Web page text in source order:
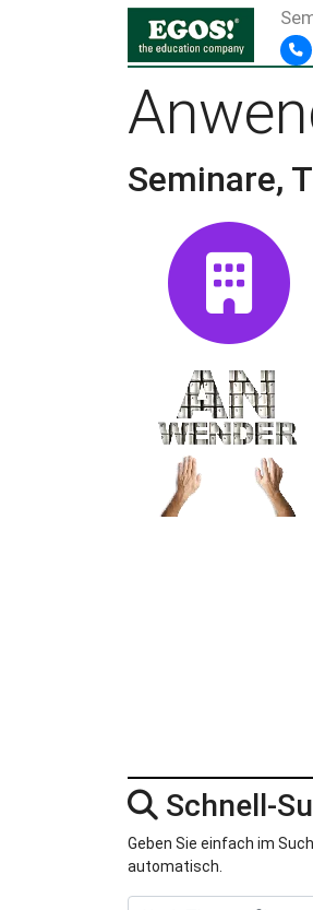
Seminare,
Schnell-
Geben Sie einfach im
automatisch.